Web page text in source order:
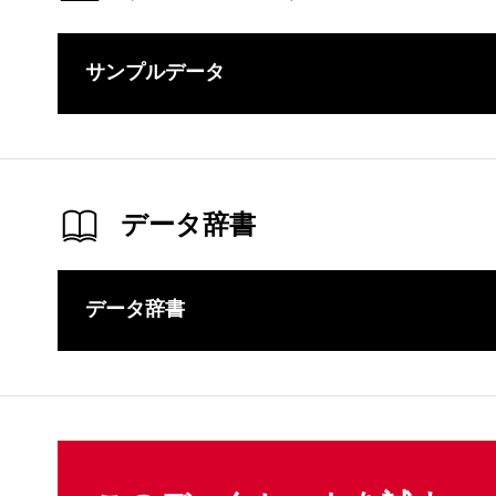
サンプルデータ
データ辞書
データ辞書